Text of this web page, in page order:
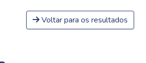
Voltar para os resultados